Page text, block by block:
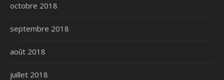
octobre 2018
septembre 2018
août 2018
juillet 2018